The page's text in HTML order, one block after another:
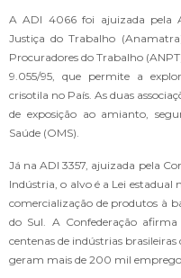
A ADI 4066 foi ajuizada pela
Justiça do Trabalho
Procuradores do Trabalho
9.055/95, que permite a
crisotila no País. As duas
de exposição ao amianto,
Saúde (OMS).
Já na ADI 3357, ajuizada pela
Indústria, o alvo é a Lei estadual
comercialização de produtos à
do Sul. A Confederação
centenas de indústrias
geram mais de 200 mil